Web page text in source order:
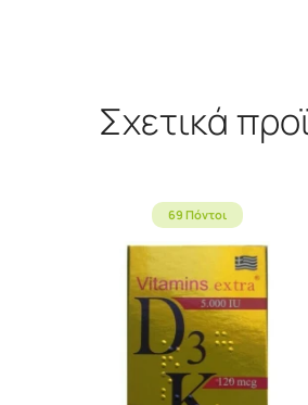
Σχετικά
69 Πόντοι